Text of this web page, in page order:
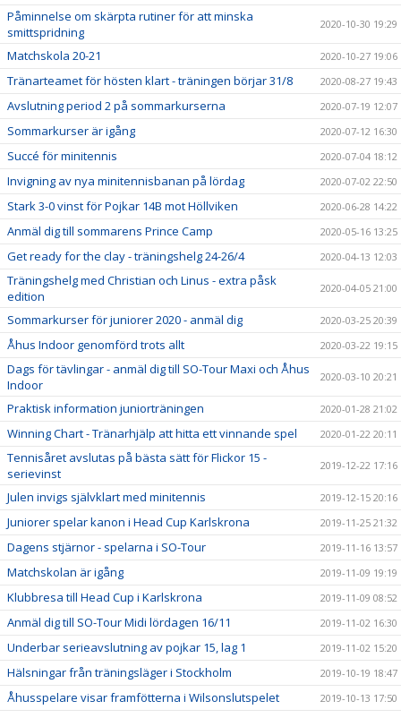
Påminnelse om skärpta rutiner för att minska
smittspridning
2020-10-30 19:29
Matchskola 20-21 2020-10-27 19:06
Tränarteamet för hösten klart - träningen börjar 31/8 2020-08-27 19:43
Avslutning period 2 på sommarkurserna 2020-07-19 12:07
Sommarkurser är igång 2020-07-12 16:30
Succé för minitennis 2020-07-04 18:12
Invigning av nya minitennisbanan på lördag 2020-07-02 22:50
Stark 3-0 vinst för Pojkar 14B mot Höllviken 2020-06-28 14:22
Anmäl dig till sommarens Prince Camp 2020-05-16 13:25
Get ready for the clay - träningshelg 24-26/4 2020-04-13 12:03
Träningshelg med Christian och Linus - extra påsk
edition
2020-04-05 21:00
Sommarkurser för juniorer 2020 - anmäl dig 2020-03-25 20:39
Åhus Indoor genomförd trots allt 2020-03-22 19:15
Dags för tävlingar - anmäl dig till SO-Tour Maxi och Åhus
Indoor
2020-03-10 20:21
Praktisk information juniorträningen 2020-01-28 21:02
Winning Chart - Tränarhjälp att hitta ett vinnande spel 2020-01-22 20:11
Tennisåret avslutas på bästa sätt för Flickor 15 -
serievinst
2019-12-22 17:16
Julen invigs självklart med minitennis 2019-12-15 20:16
Juniorer spelar kanon i Head Cup Karlskrona 2019-11-25 21:32
Dagens stjärnor - spelarna i SO-Tour 2019-11-16 13:57
Matchskolan är igång 2019-11-09 19:19
Klubbresa till Head Cup i Karlskrona 2019-11-09 08:52
Anmäl dig till SO-Tour Midi lördagen 16/11 2019-11-02 16:30
Underbar serieavslutning av pojkar 15, lag 1 2019-11-02 15:20
Hälsningar från träningsläger i Stockholm 2019-10-19 18:47
Åhusspelare visar framfötterna i Wilsonslutspelet 2019-10-13 17:50